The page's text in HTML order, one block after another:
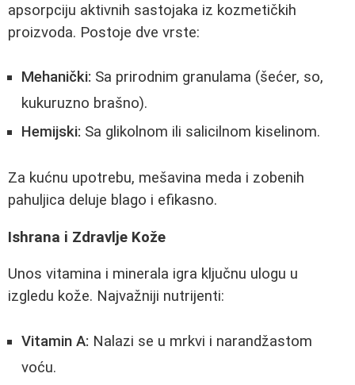
apsorpciju aktivnih sastojaka iz kozmetičkih
proizvoda. Postoje dve vrste:
Mehanički: Sa prirodnim granulama (šećer, so,
kukuruzno brašno).
Hemijski: Sa glikolnom ili salicilnom kiselinom.
Za kućnu upotrebu, mešavina meda i zobenih
pahuljica deluje blago i efikasno.
Ishrana i Zdravlje Kože
Unos vitamina i minerala igra ključnu ulogu u
izgledu kože. Najvažniji nutrijenti:
Vitamin A: Nalazi se u mrkvi i narandžastom
voću.